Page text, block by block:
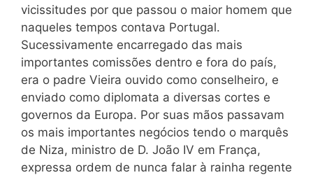
vicissitudes por que passou o maior homem que
naqueles tempos contava Portugal.
Sucessivamente encarregado das mais
importantes comissões dentro e fora do país,
era o padre Vieira ouvido como conselheiro, e
enviado como diplomata a diversas cortes e
governos da Europa. Por suas mãos passavam
os mais importantes negócios tendo o marquês
de Niza, ministro de D. João IV em França,
expressa ordem de nunca falar à rainha regente